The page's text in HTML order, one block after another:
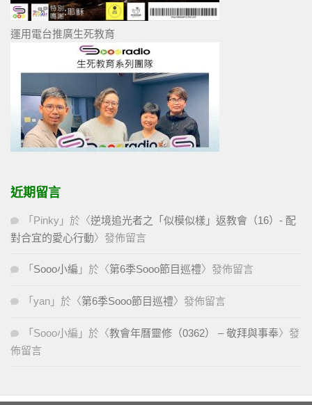
運用電台推廣生死教育
近期留言
「 Pinky 」於〈逆境追光者之「似模似樣」返教會（16）- 配
對合宜的愛心行動〉發佈留言
「 Sooo小編 」於〈第6季Sooo節目巡禮〉發佈留言
「 yan 」於〈第6季Sooo節目巡禮〉發佈留言
「 Sooo小編 」於〈教會年曆靈修（0362） – 敬拜與事奉〉發
佈留言